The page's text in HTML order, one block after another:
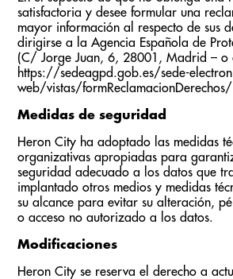
satisfactoria y desee formular una
mayor información al respecto de sus
dirigirse a la Agencia Española de
(C/ Jorge Juan, 6, 28001, Madrid – o
https://sedeagpd.gob.es/sede-
web/vistas/
Medidas de seguridad
Heron City ha adoptado las medidas
organizativas apropiadas para
seguridad adecuado a los datos que
implantado otros medios y medidas
su alcance para evitar su alteración,
o acceso no autorizado a los datos.
Modificaciones
Heron City se reserva el derecho a